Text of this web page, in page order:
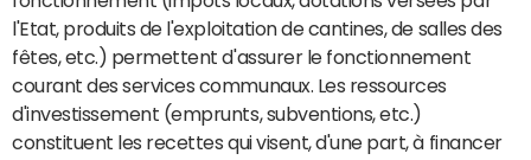
l'Etat, produits de l'exploitation de cantines, de salles des
fêtes, etc.) permettent d'assurer le fonctionnement
courant des services communaux. Les ressources
d'investissement (emprunts, subventions, etc.)
constituent les recettes qui visent, d'une part, à financer